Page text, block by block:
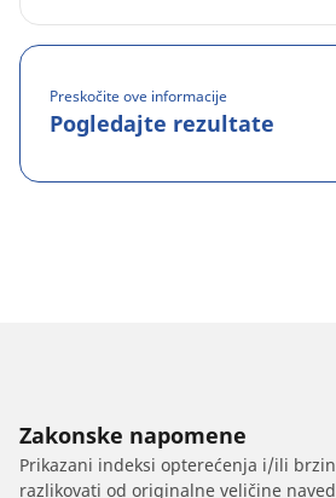
Preskočite ove informacije
Pogledajte rezultate
Zakonske napomene
Prikazani indeksi opterećenja i/ili
razlikovati od originalne veličine